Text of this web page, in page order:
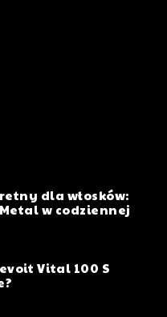
dla włosków:
w codziennej
Vital 100 S